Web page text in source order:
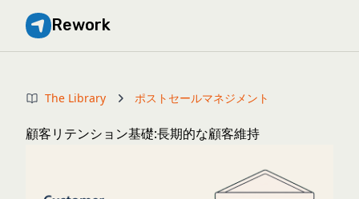
Rework
The Library ポストセールマネジメント
顧客リテンション基礎:長期的な顧客維持